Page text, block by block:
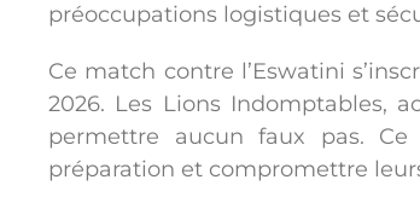
préoccupations logistiques et
Ce match contre l’Eswatini
2026. Les Lions Indomptables,
permettre aucun faux pas.
préparation et compromettre